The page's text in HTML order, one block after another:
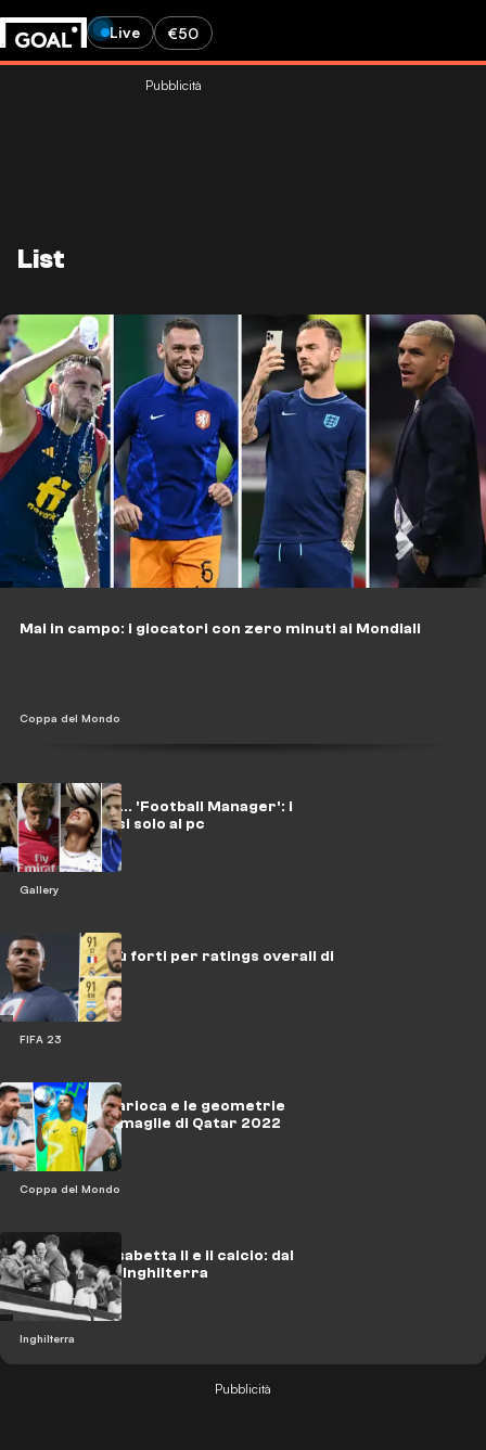
Live €50
Pubblicità
List
Coppa del Mondo
Mai in campo: i giocatori con zero minuti ai Mondiali
Gallery
Fenomeni da... 'Football Manager': i
talenti esplosi solo al pc
FIFA 23
I giocatori più forti per ratings overall di
FIFA 23
Coppa del Mondo
La fantasia carioca e le geometrie
tedesche: le maglie di Qatar 2022
Inghilterra
La Regina Elisabetta II e il calcio: dal
West Ham all'Inghilterra
Pubblicità